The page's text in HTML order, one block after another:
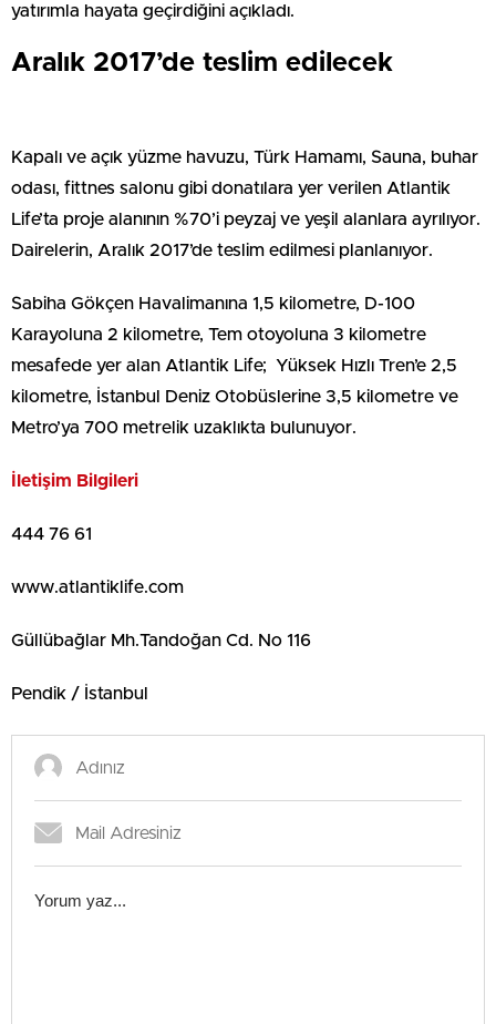
yatırımla hayata geçirdiğini açıkladı.
Aralık 2017’de teslim edilecek
Kapalı ve açık yüzme havuzu, Türk Hamamı, Sauna, buhar
odası, fittnes salonu gibi donatılara yer verilen Atlantik
Life’ta proje alanının %70’i peyzaj ve yeşil alanlara ayrılıyor.
Dairelerin, Aralık 2017’de teslim edilmesi planlanıyor.
Sabiha Gökçen Havalimanına 1,5 kilometre, D-100
Karayoluna 2 kilometre, Tem otoyoluna 3 kilometre
mesafede yer alan Atlantik Life; Yüksek Hızlı Tren’e 2,5
kilometre, İstanbul Deniz Otobüslerine 3,5 kilometre ve
Metro’ya 700 metrelik uzaklıkta bulunuyor.
İletişim Bilgileri
444 76 61
www.atlantiklife.com
Güllübağlar Mh.Tandoğan Cd. No 116
Pendik / İstanbul